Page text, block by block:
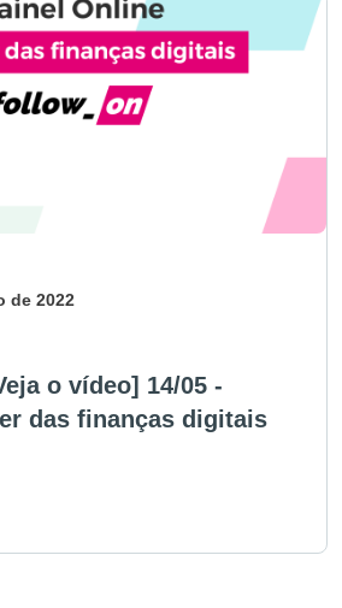
de 2022
o vídeo] 14/05 -
das finanças digitais